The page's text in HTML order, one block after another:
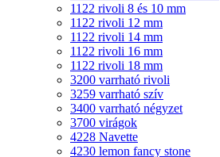
1122 rivoli 8 és 10 mm
1122 rivoli 12 mm
1122 rivoli 14 mm
1122 rivoli 16 mm
1122 rivoli 18 mm
3200 varrható rivoli
3259 varrható szív
3400 varrható négyzet
3700 virágok
4228 Navette
4230 lemon fancy stone